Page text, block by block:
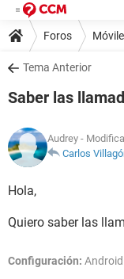
Foros
Tema Anterior
Saber las
Audrey -
Carlos
Hola,
Quiero saber las
Configuración: